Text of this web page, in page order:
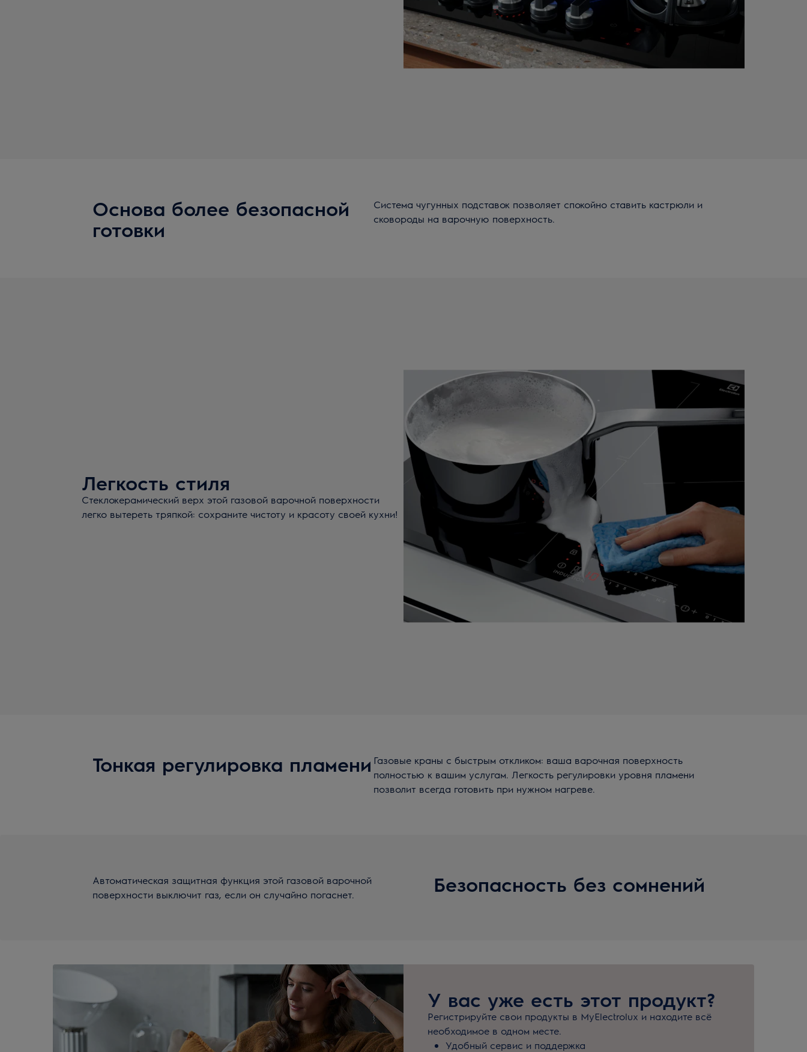
Основа более безопасной
готовки
Система чугунных подставок позволяет спокойно ставить кастрюли и
сковороды на варочную поверхность.
Легкость стиля
Стеклокерамический верх этой газовой варочной поверхности
легко вытереть тряпкой: сохраните чистоту и красоту своей кухни!
Тонкая регулировка пламени Газовые краны с быстрым откликом: ваша варочная поверхность
полностью к вашим услугам. Легкость регулировки уровня пламени
позволит всегда готовить при нужном нагреве.
Безопасность без сомнений
Автоматическая защитная функция этой газовой варочной
поверхности выключит газ, если он случайно погаснет.
У вас уже есть этот продукт?
Регистрируйте свои продукты в MyElectrolux и находите всё
необходимое в одном месте.
Удобный сервис и поддержка